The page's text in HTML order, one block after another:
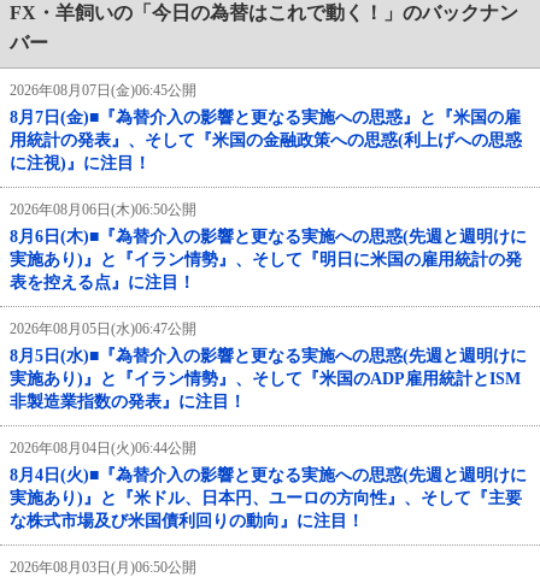
FX・羊飼いの「今日の為替はこれで動く！」のバックナン
バー
2026年08月07日(金)06:45公開
8月7日(金)■『為替介入の影響と更なる実施への思惑』と『米国の雇
用統計の発表』、そして『米国の金融政策への思惑(利上げへの思惑
に注視)』に注目！
2026年08月06日(木)06:50公開
8月6日(木)■『為替介入の影響と更なる実施への思惑(先週と週明けに
実施あり)』と『イラン情勢』、そして『明日に米国の雇用統計の発
表を控える点』に注目！
2026年08月05日(水)06:47公開
8月5日(水)■『為替介入の影響と更なる実施への思惑(先週と週明けに
実施あり)』と『イラン情勢』、そして『米国のADP雇用統計とISM
非製造業指数の発表』に注目！
2026年08月04日(火)06:44公開
8月4日(火)■『為替介入の影響と更なる実施への思惑(先週と週明けに
実施あり)』と『米ドル、日本円、ユーロの方向性』、そして『主要
な株式市場及び米国債利回りの動向』に注目！
2026年08月03日(月)06:50公開